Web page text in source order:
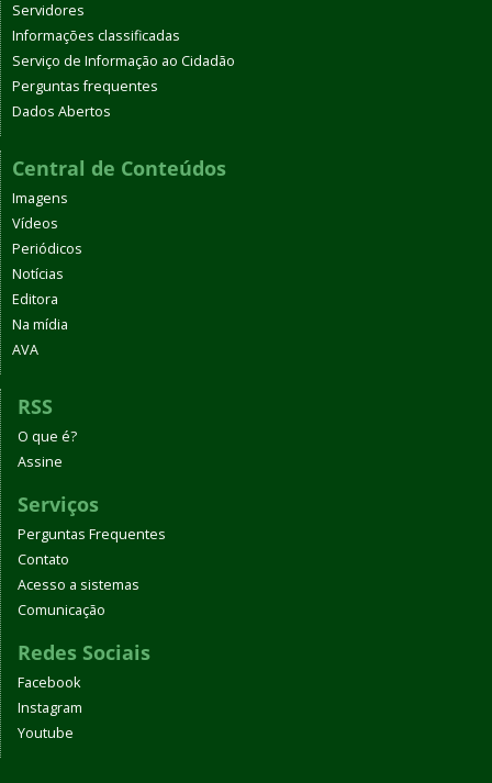
Servidores
Informações classificadas
Serviço de Informação ao Cidadão
Perguntas frequentes
Dados Abertos
Central de Conteúdos
Imagens
Vídeos
Periódicos
Notícias
Editora
Na mídia
AVA
RSS
O que é?
Assine
Serviços
Perguntas Frequentes
Contato
Acesso a sistemas
Comunicação
Redes Sociais
Facebook
Instagram
Youtube